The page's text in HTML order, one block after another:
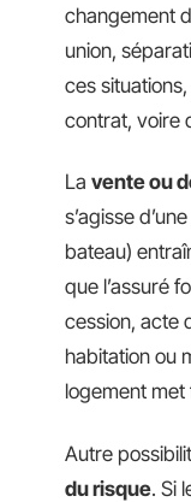
changement
union,
ces situations,
contrat, voire
La vente ou
s’agisse
bateau)
que l’assuré
cession, acte
habitation ou
logement met
Autre
du risque. Si